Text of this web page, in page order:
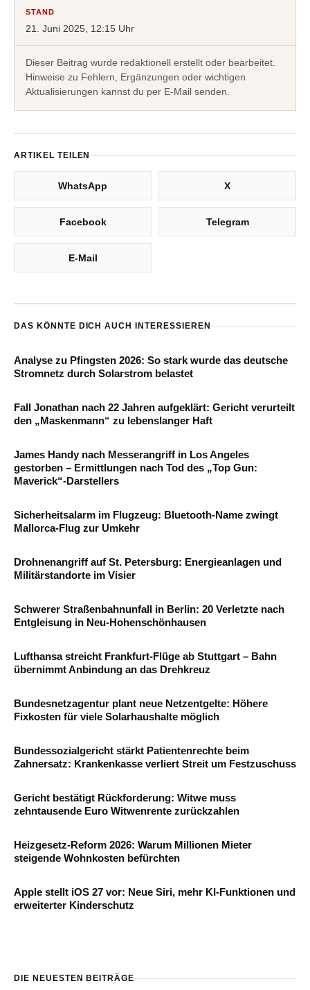
STAND
21. Juni 2025, 12:15 Uhr
Dieser Beitrag wurde redaktionell erstellt oder bearbeitet.
Hinweise zu Fehlern, Ergänzungen oder wichtigen
Aktualisierungen kannst du per E-Mail senden.
ARTIKEL TEILEN
WhatsApp X
Facebook Telegram
E-Mail
DAS KÖNNTE DICH AUCH INTERESSIEREN
Analyse zu Pfingsten 2026: So stark wurde das deutsche
Stromnetz durch Solarstrom belastet
Fall Jonathan nach 22 Jahren aufgeklärt: Gericht verurteilt
den „Maskenmann“ zu lebenslanger Haft
James Handy nach Messerangriff in Los Angeles
gestorben – Ermittlungen nach Tod des „Top Gun:
Maverick“-Darstellers
Sicherheitsalarm im Flugzeug: Bluetooth-Name zwingt
Mallorca-Flug zur Umkehr
Drohnenangriff auf St. Petersburg: Energieanlagen und
Militärstandorte im Visier
Schwerer Straßenbahnunfall in Berlin: 20 Verletzte nach
Entgleisung in Neu-Hohenschönhausen
Lufthansa streicht Frankfurt-Flüge ab Stuttgart – Bahn
übernimmt Anbindung an das Drehkreuz
Bundesnetzagentur plant neue Netzentgelte: Höhere
Fixkosten für viele Solarhaushalte möglich
Bundessozialgericht stärkt Patientenrechte beim
Zahnersatz: Krankenkasse verliert Streit um Festzuschuss
Gericht bestätigt Rückforderung: Witwe muss
zehntausende Euro Witwenrente zurückzahlen
Heizgesetz-Reform 2026: Warum Millionen Mieter
steigende Wohnkosten befürchten
Apple stellt iOS 27 vor: Neue Siri, mehr KI-Funktionen und
erweiterter Kinderschutz
DIE NEUESTEN BEITRÄGE